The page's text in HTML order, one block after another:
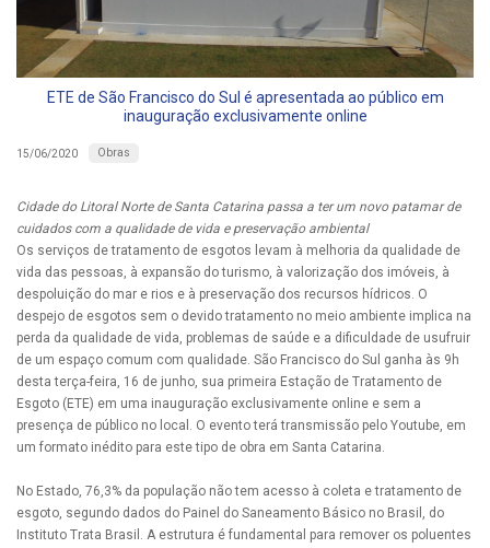
ETE de São Francisco do Sul é apresentada ao público em
inauguração exclusivamente online
15/06/2020 Obras
Cidade do Litoral Norte de Santa Catarina passa a ter um novo patamar de
cuidados com a qualidade de vida e preservação ambiental
Os serviços de tratamento de esgotos levam à melhoria da qualidade de
vida das pessoas, à expansão do turismo, à valorização dos imóveis, à
despoluição do mar e rios e à preservação dos recursos hídricos. O
despejo de esgotos sem o devido tratamento no meio ambiente implica na
perda da qualidade de vida, problemas de saúde e a dificuldade de usufruir
de um espaço comum com qualidade. São Francisco do Sul ganha às 9h
desta terça-feira, 16 de junho, sua primeira Estação de Tratamento de
Esgoto (ETE) em uma inauguração exclusivamente online e sem a
presença de público no local. O evento terá transmissão pelo Youtube, em
um formato inédito para este tipo de obra em Santa Catarina.
No Estado, 76,3% da população não tem acesso à coleta e tratamento de
esgoto, segundo dados do Painel do Saneamento Básico no Brasil, do
Instituto Trata Brasil. A estrutura é fundamental para remover os poluentes